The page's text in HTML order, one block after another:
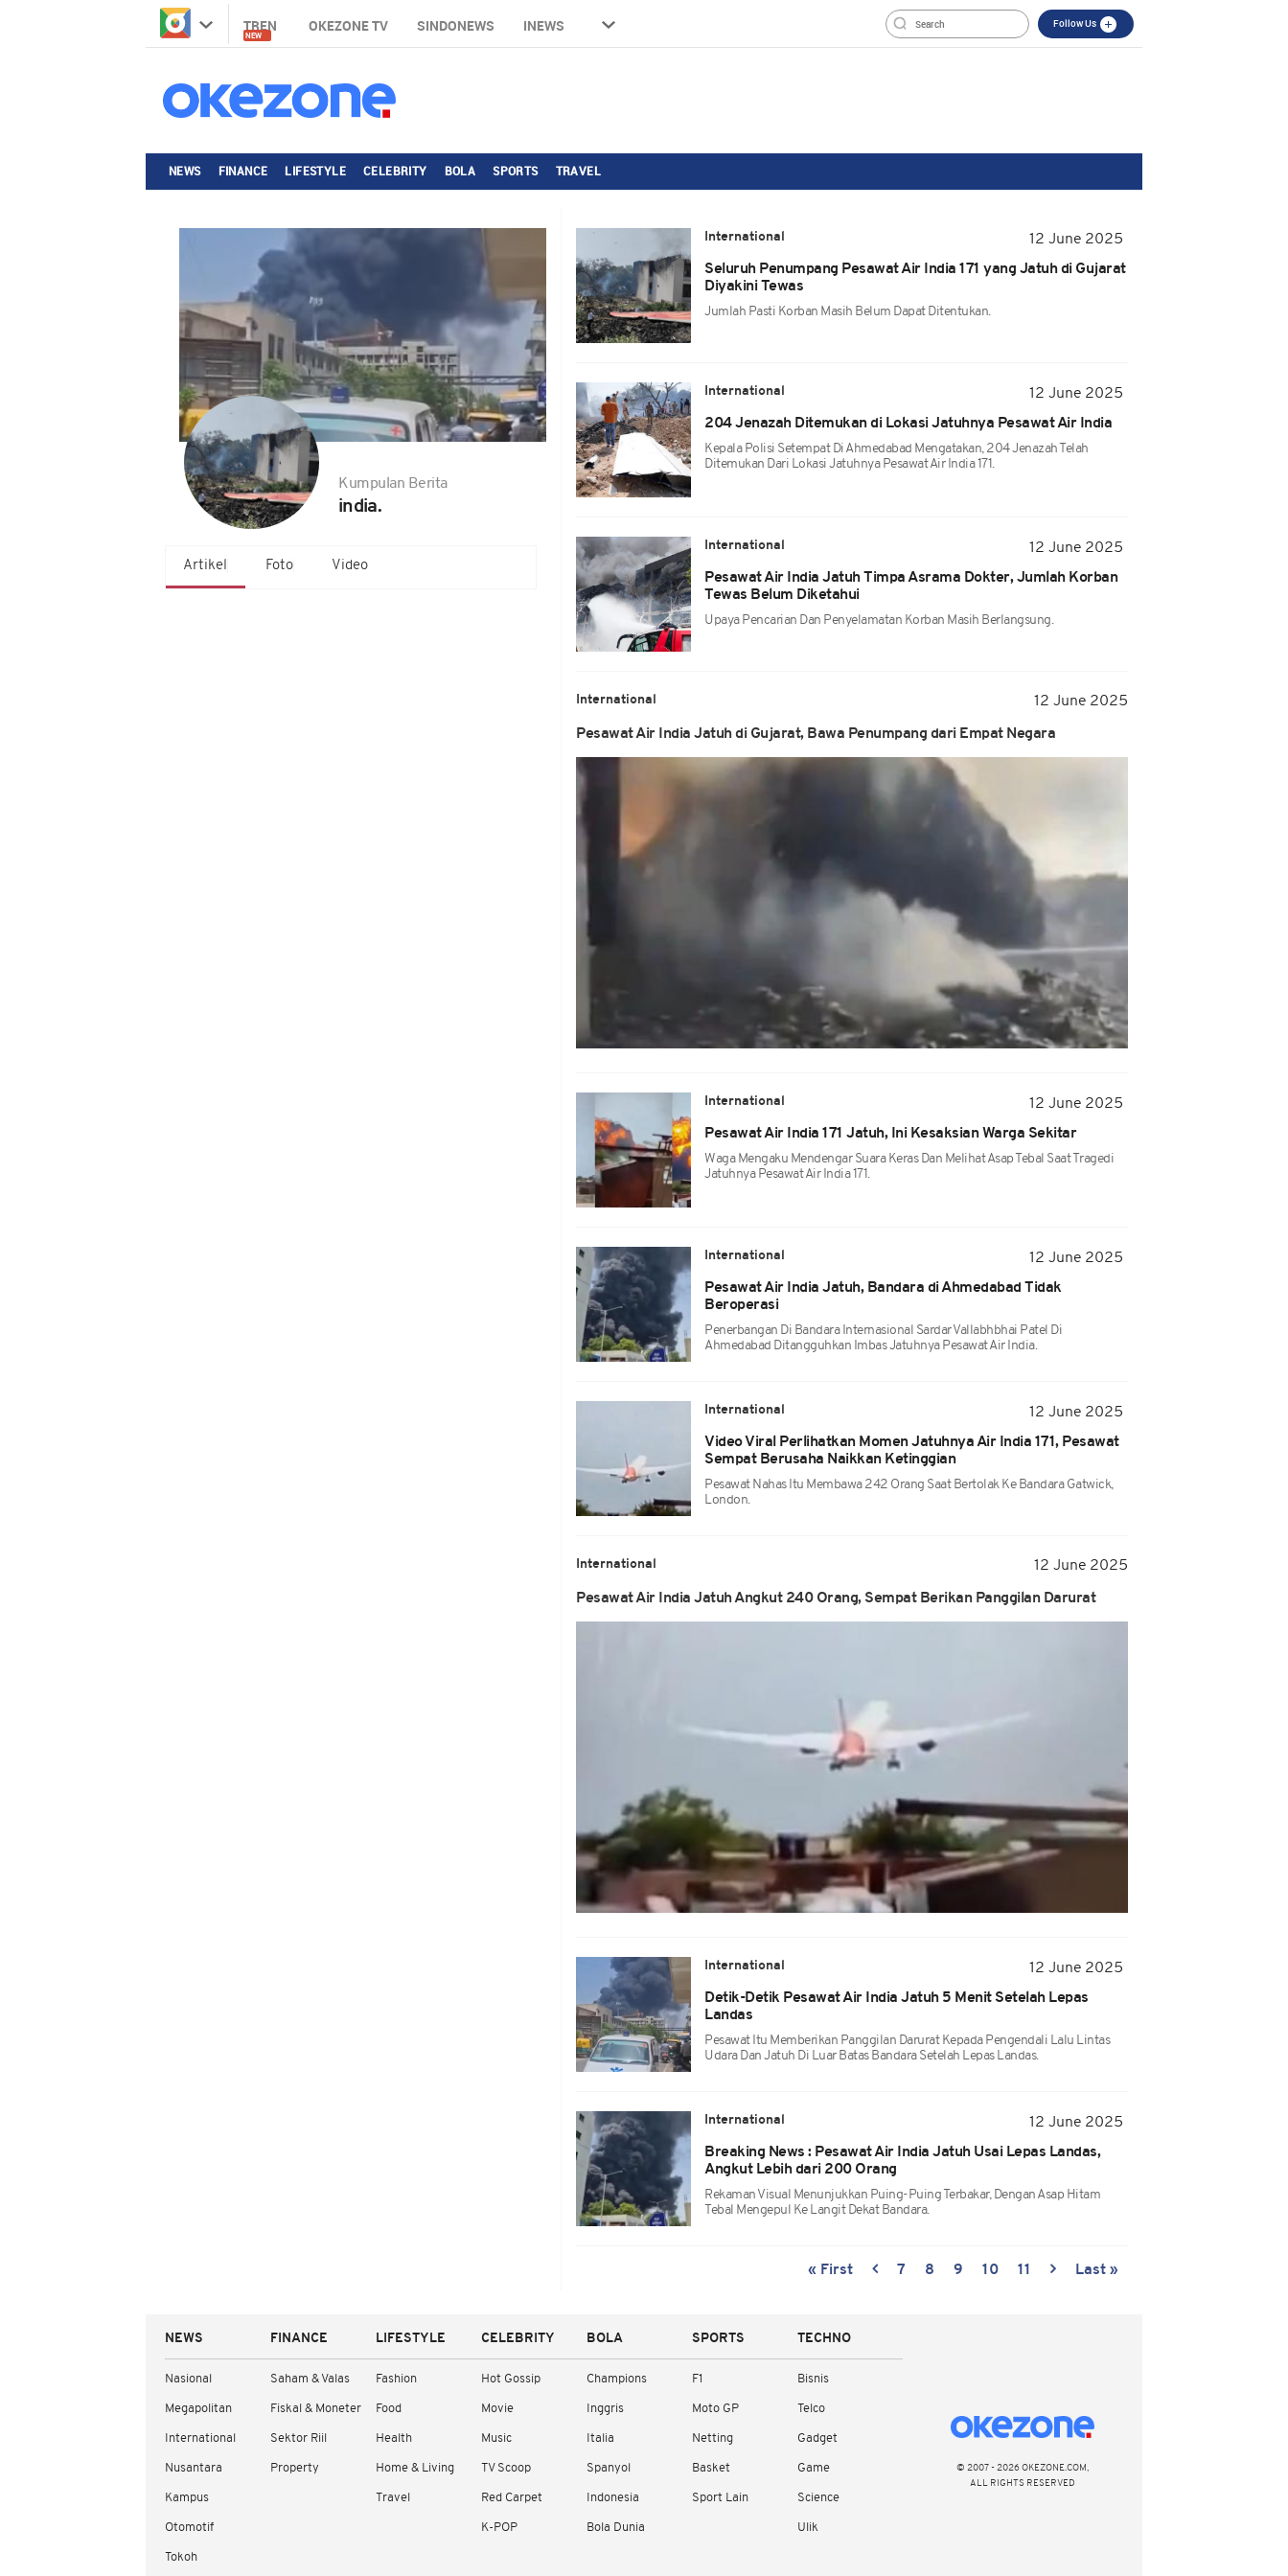
TREN
NEW
OKEZONE TV SINDONEWS INEWS Follow Us
NEWS FINANCE LIFESTYLE CELEBRITY BOLA SPORTS TRAVEL
Kumpulan Berita
india.
Artikel Foto Video
International
12 June 2025
Seluruh Penumpang Pesawat Air India 171 yang Jatuh di Gujarat
Diyakini Tewas
Jumlah Pasti Korban Masih Belum Dapat Ditentukan.
International
12 June 2025
204 Jenazah Ditemukan di Lokasi Jatuhnya Pesawat Air India
Kepala Polisi Setempat Di Ahmedabad Mengatakan, 204 Jenazah Telah
Ditemukan Dari Lokasi Jatuhnya Pesawat Air India 171.
International
12 June 2025
Pesawat Air India Jatuh Timpa Asrama Dokter, Jumlah Korban
Tewas Belum Diketahui
Upaya Pencarian Dan Penyelamatan Korban Masih Berlangsung.
International 12 June 2025
Pesawat Air India Jatuh di Gujarat, Bawa Penumpang dari Empat Negara
International
12 June 2025
Pesawat Air India 171 Jatuh, Ini Kesaksian Warga Sekitar
Waga Mengaku Mendengar Suara Keras Dan Melihat Asap Tebal Saat Tragedi
Jatuhnya Pesawat Air India 171.
International
12 June 2025
Pesawat Air India Jatuh, Bandara di Ahmedabad Tidak
Beroperasi
Penerbangan Di Bandara Internasional Sardar Vallabhbhai Patel Di
Ahmedabad Ditangguhkan Imbas Jatuhnya Pesawat Air India.
International
12 June 2025
Video Viral Perlihatkan Momen Jatuhnya Air India 171, Pesawat
Sempat Berusaha Naikkan Ketinggian
Pesawat Nahas Itu Membawa 242 Orang Saat Bertolak Ke Bandara Gatwick,
London.
International 12 June 2025
Pesawat Air India Jatuh Angkut 240 Orang, Sempat Berikan Panggilan Darurat
International
12 June 2025
Detik-Detik Pesawat Air India Jatuh 5 Menit Setelah Lepas
Landas
Pesawat Itu Memberikan Panggilan Darurat Kepada Pengendali Lalu Lintas
Udara Dan Jatuh Di Luar Batas Bandara Setelah Lepas Landas.
International
12 June 2025
Breaking News : Pesawat Air India Jatuh Usai Lepas Landas,
Angkut Lebih dari 200 Orang
Rekaman Visual Menunjukkan Puing-Puing Terbakar, Dengan Asap Hitam
Tebal Mengepul Ke Langit Dekat Bandara.
« First 7 8 9 10 11 Last »
NEWS
Nasional
Megapolitan
International
Nusantara
Kampus
Otomotif
Tokoh
FINANCE
Saham & Valas
Fiskal & Moneter
Sektor Riil
Property
LIFESTYLE
Fashion
Food
Health
Home & Living
Travel
CELEBRITY
Hot Gossip
Movie
Music
TV Scoop
Red Carpet
K-POP
BOLA
Champions
Inggris
Italia
Spanyol
Indonesia
Bola Dunia
SPORTS
F1
Moto GP
Netting
Basket
Sport Lain
TECHNO
Bisnis
Telco
Gadget
Game
Science
Ulik
© 2007 - 2026 OKEZONE.COM,
ALL RIGHTS RESERVED